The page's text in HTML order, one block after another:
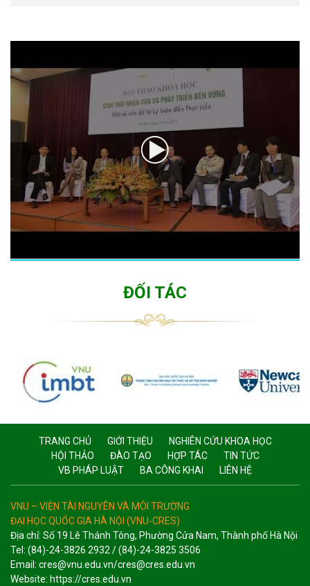
ĐỐI TÁC
TRANG CHỦ GIỚI THIỆU
NGHIÊN CỨU KHOA HỌC
HỘI THẢO
ĐÀO TẠO HỢP TÁC
TIN TỨC
VB PHÁP LUẬT
BA CÔNG KHAI LIÊN HỆ
VNU – VIỆN TÀI NGUYÊN VÀ MÔI TRƯỜNG
ĐẠI HỌC QUỐC GIA HÀ NỘI (VNU-CRES)
Địa chỉ: Số 19 Lê Thánh Tông, Phường Cửa Nam, Thành phố Hà Nội
Tel: (84)-24-3826 2932 / (84)-24-3825 3506
Email: cres@vnu.edu.vn/cres@cres.edu.vn
Website: https://cres.edu.vn